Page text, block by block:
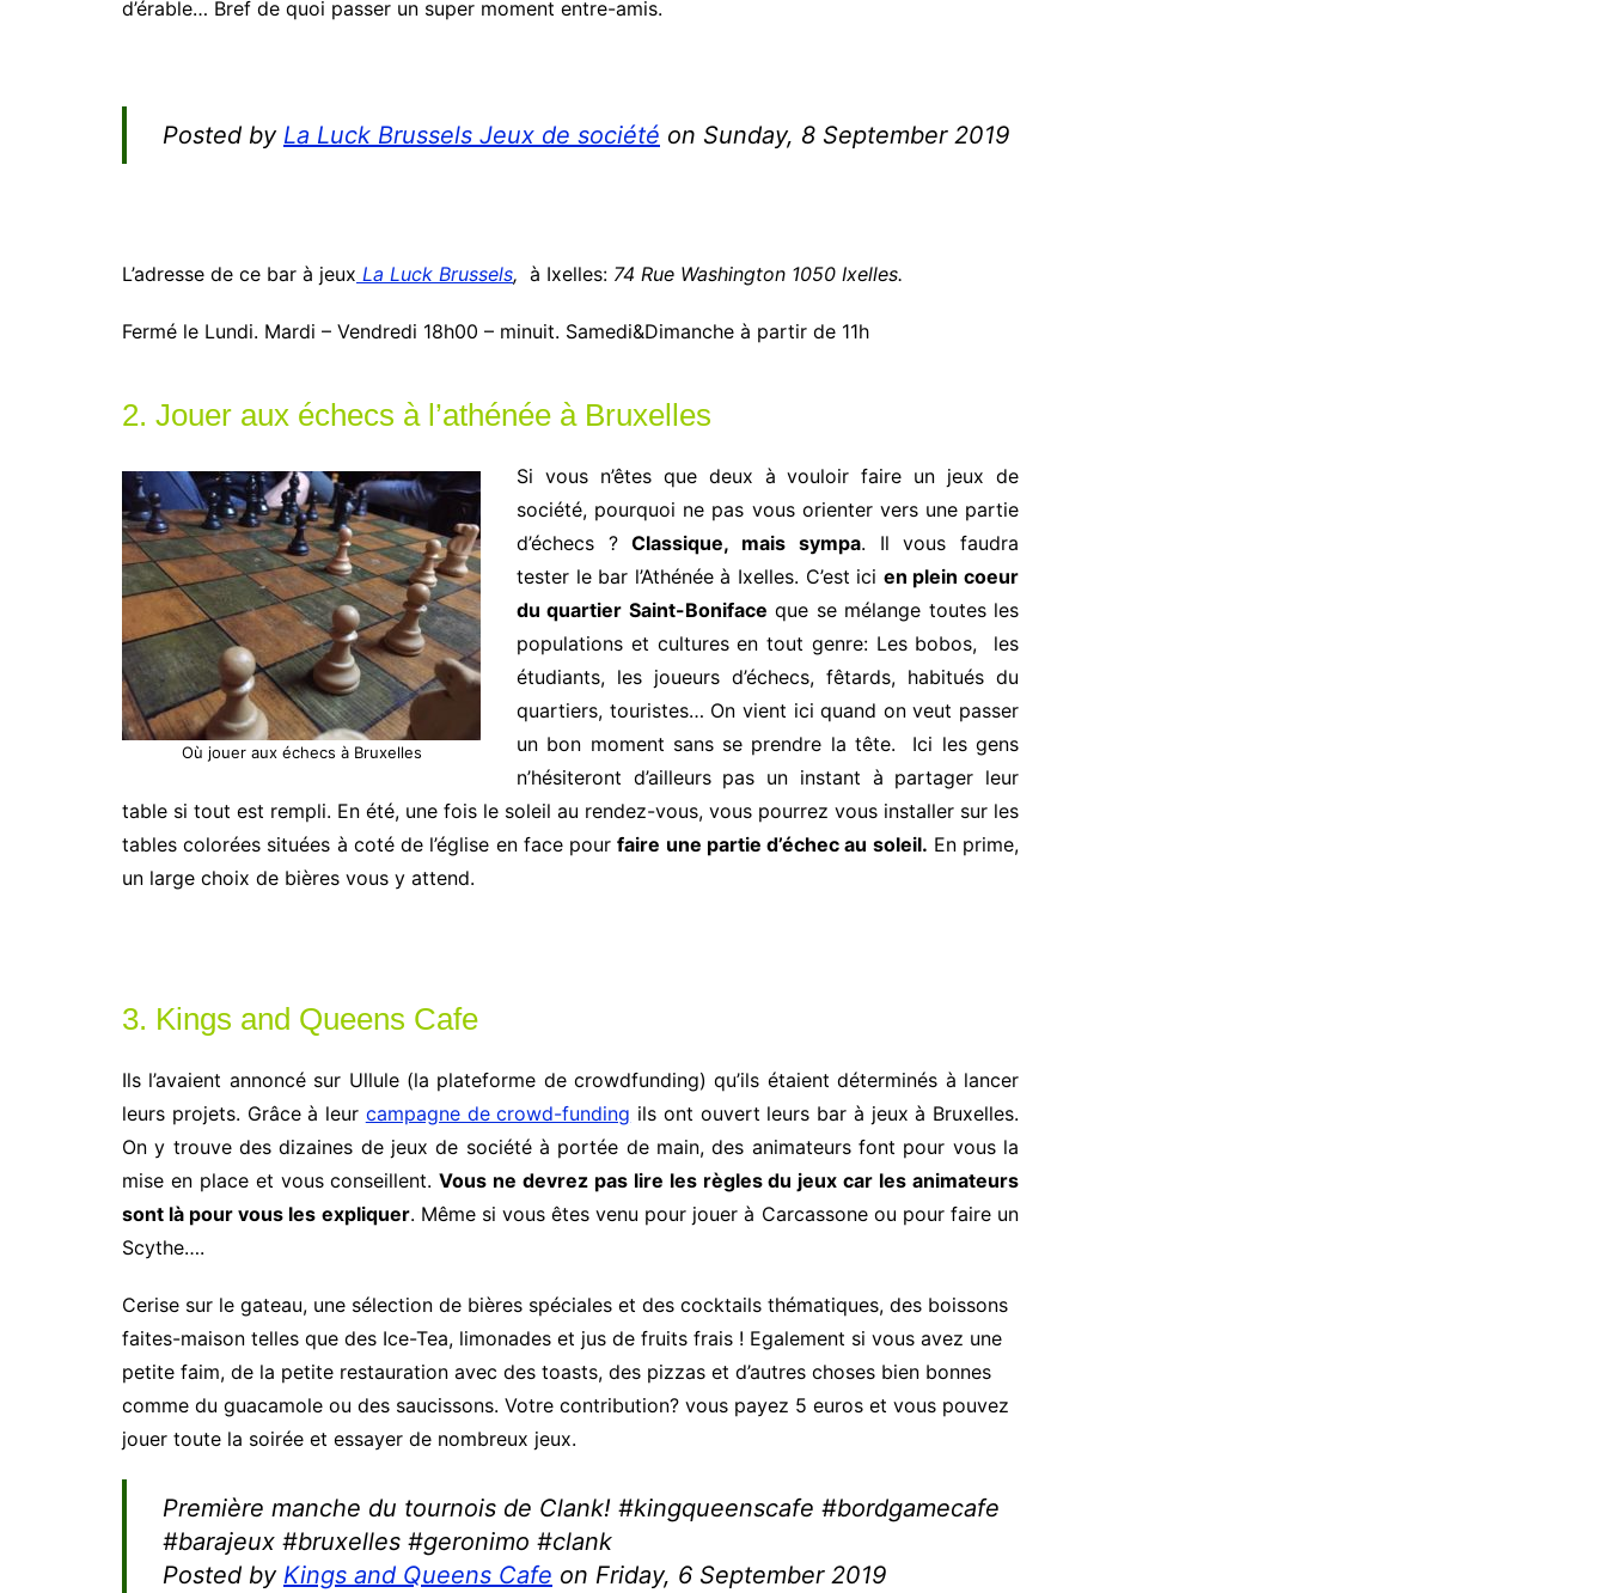
d’érable… Bref de quoi passer un super moment entre-amis.
Posted by La Luck Brussels Jeux de société on Sunday, 8 September 2019
L’adresse de ce bar à jeux La Luck Brussels, à Ixelles: 74 Rue Washington 1050 Ixelles.
Fermé le Lundi. Mardi – Vendredi 18h00 – minuit. Samedi&Dimanche à partir de 11h
2. Jouer aux échecs à l’athénée à Bruxelles
Où jouer aux échecs à Bruxelles
Si vous n’êtes que deux à vouloir faire un jeux de
société, pourquoi ne pas vous orienter vers une partie
d’échecs ?Classique, mais sympa. Il vous faudra
tester le bar l’Athénée à Ixelles. C’est ici en plein coeur
du quartier Saint-Boniface que se mélange toutes les
populations et cultures en tout genre: Les bobos, les
étudiants, les joueurs d’échecs, fêtards, habitués du
quartiers, touristes… On vient ici quand on veut passer
un bon moment sans se prendre la tête. Ici les gens
n’hésiteront d’ailleurs pas un instant à partager leur
table si tout est rempli. En été, une fois le soleil au rendez-vous, vous pourrez vous installer sur les
tables colorées situées à coté de l’église en face pourfaire une partie d’échec au soleil. En prime,
un large choix de bières vous y attend.
3. Kings and Queens Cafe
Ils l’avaient annoncé sur Ullule (la plateforme de crowdfunding) qu’ils étaient déterminés à lancer
leurs projets. Grâce à leur campagne de crowd-funding ils ont ouvert leurs bar à jeux à Bruxelles.
On y trouve des dizaines de jeux de société à portée de main, des animateurs font pour vous la
mise en place et vous conseillent.Vous ne devrez pas lire les règles du jeux car les animateurs
sont là pour vous les expliquer. Même si vous êtes venu pour jouer à Carcassone ou pour faire un
Scythe….
Cerise sur le gateau, une sélection de bières spéciales et des cocktails thématiques, des boissons
faites-maison telles que des Ice-Tea, limonades et jus de fruits frais ! Egalement si vous avez une
petite faim, de la petite restauration avec des toasts, des pizzas et d’autres choses bien bonnes
comme du guacamole ou des saucissons. Votre contribution? vous payez 5 euros et vous pouvez
jouer toute la soirée et essayer de nombreux jeux.
Première manche du tournois de Clank! #kingqueenscafe #bordgamecafe
#barajeux #bruxelles #geronimo #clank
Posted by Kings and Queens Cafe on Friday, 6 September 2019